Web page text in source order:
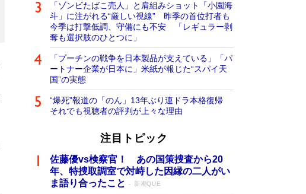
「ゾンビたばこ売人」と肩組みショット「小園海
斗」に注がれる“厳しい視線” 昨季の首位打者も
今季は打撃低調、守備にも不安 「レギュラー剥
奪も選択肢のひとつに」
「プーチンの戦争を日本製品が支えている」「パ
ートナー企業が日本に」米紙が報じた“スパイ天
国”の実態
“爆死”報道の「のん」13年ぶり連ドラ本格復帰
それでも視聴者の評判が上々な理由
注目トピック
佐藤優vs検察官！ あの国策捜査から20
年、特捜取調室で対峙した因縁の二人がい
ま語り合ったこと
新潮QUE